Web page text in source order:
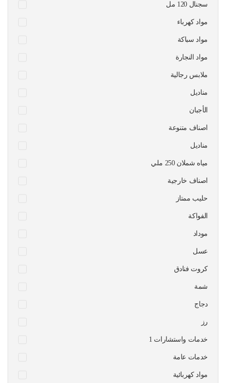
سجنال 120 مل
مواد كهرباء
مواد سباكة
مواد النجارة
ملابس رجالية
مناديل
الأجبان
اصناف متنوعة
مناديل
مياه شملان 250 ملي
اصناف خارجية
حليب ممتاز
الفواكة
موداد
عسل
كروت فنادق
شمة
دجاج
رز
1 خدمات واستشارات
خدمات عامة
مواد كهربائية